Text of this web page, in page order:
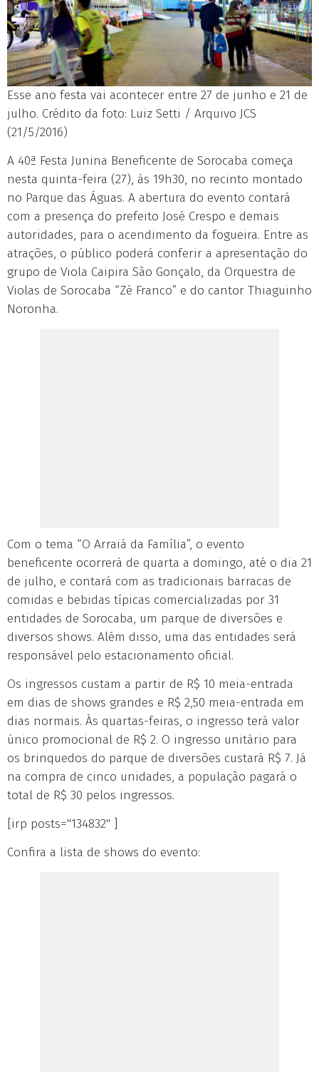
Esse ano festa vai acontecer entre 27 de junho e 21 de
julho. Crédito da foto: Luiz Setti / Arquivo JCS
(21/5/2016)
A 40ª Festa Junina Beneficente de Sorocaba começa
nesta quinta-feira (27), às 19h30, no recinto montado
no Parque das Águas. A abertura do evento contará
com a presença do prefeito José Crespo e demais
autoridades, para o acendimento da fogueira. Entre as
atrações, o público poderá conferir a apresentação do
grupo de Viola Caipira São Gonçalo, da Orquestra de
Violas de Sorocaba “Zé Franco” e do cantor Thiaguinho
Noronha.
Com o tema “O Arraiá da Família”, o evento
beneficente ocorrerá de quarta a domingo, até o dia 21
de julho, e contará com as tradicionais barracas de
comidas e bebidas típicas comercializadas por 31
entidades de Sorocaba, um parque de diversões e
diversos shows. Além disso, uma das entidades será
responsável pelo estacionamento oficial.
Os ingressos custam a partir de R$ 10 meia-entrada
em dias de shows grandes e R$ 2,50 meia-entrada em
dias normais. Às quartas-feiras, o ingresso terá valor
único promocional de R$ 2. O ingresso unitário para
os brinquedos do parque de diversões custará R$ 7. Já
na compra de cinco unidades, a população pagará o
total de R$ 30 pelos ingressos.
[irp posts="134832" ]
Confira a lista de shows do evento: